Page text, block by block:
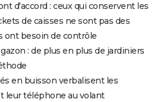
d'accord : ceux qui conservent les
de caisses ne sont pas des
ont besoin de contrôle
: de plus en plus de jardiniers
en buisson verbalisent les
leur téléphone au volant